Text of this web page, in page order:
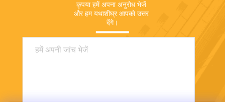
कृपया हमें अपना अनुरोध भेजें
और हम यथाशीघ्र आपको उत्तर
देंगे।